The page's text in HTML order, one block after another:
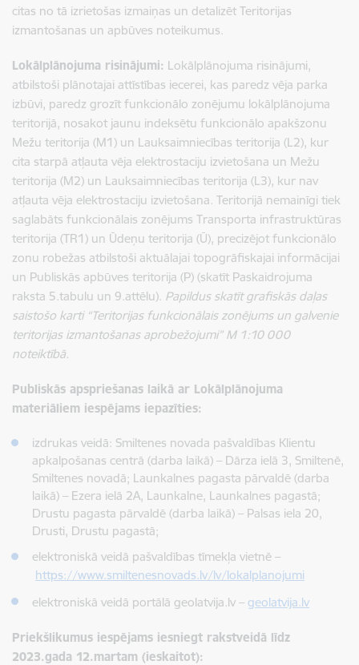
citas no tā izrietošas izmaiņas un detalizēt Teritorijas
izmantošanas un apbūves noteikumus.
Lokālplānojuma risinājumi: Lokālplānojuma risinājumi,
atbilstoši plānotajai attīstības iecerei, kas paredz vēja parka
izbūvi, paredz grozīt funkcionālo zonējumu lokālplānojuma
teritorijā, nosakot jaunu indeksētu funkcionālo apakšzonu
Mežu teritorija (M1) un Lauksaimniecības teritorija (L2), kur
cita starpā atļauta vēja elektrostaciju izvietošana un Mežu
teritorija (M2) un Lauksaimniecības teritorija (L3), kur nav
atļauta vēja elektrostaciju izvietošana. Teritorijā nemainīgi tiek
saglabāts funkcionālais zonējums Transporta infrastruktūras
teritorija (TR1) un Ūdeņu teritorija (Ū), precizējot funkcionālo
zonu robežas atbilstoši aktuālajai topogrāfiskajai informācijai
un Publiskās apbūves teritorija (P) (skatīt Paskaidrojuma
raksta 5.tabulu un 9.attēlu). Papildus skatīt grafiskās daļas
saistošo karti “Teritorijas funkcionālais zonējums un galvenie
teritorijas izmantošanas aprobežojumi” M 1:10 000
noteiktībā.
Publiskās apspriešanas laikā ar Lokālplānojuma
materiāliem iespējams iepazīties:
izdrukas veidā: Smiltenes novada pašvaldības Klientu
apkalpošanas centrā (darba laikā) – Dārza ielā 3, Smiltenē,
Smiltenes novadā; Launkalnes pagasta pārvaldē (darba
laikā) – Ezera ielā 2A, Launkalne, Launkalnes pagastā;
Drustu pagasta pārvaldē (darba laikā) – Palsas iela 20,
Drusti, Drustu pagastā;
elektroniskā veidā pašvaldības tīmekļa vietnē –
https://www.smiltenesnovads.lv/lv/lokalplanojumi
elektroniskā veidā portālā geolatvija.lv – geolatvija.lv
Priekšlikumus iespējams iesniegt rakstveidā līdz
2023.gada 12.martam (ieskaitot):